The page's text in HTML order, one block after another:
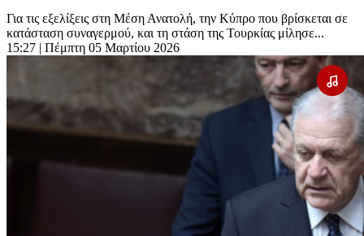
Για τις εξελίξεις στη Μέση Ανατολή, την Κύπρο που βρίσκεται σε
κατάσταση συναγερμού, και τη στάση της Τουρκίας μίλησε...
15:27 | Πέμπτη 05 Μαρτίου 2026